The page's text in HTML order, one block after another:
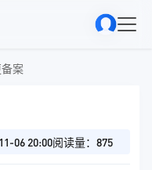
案
06 20:00阅读量：875